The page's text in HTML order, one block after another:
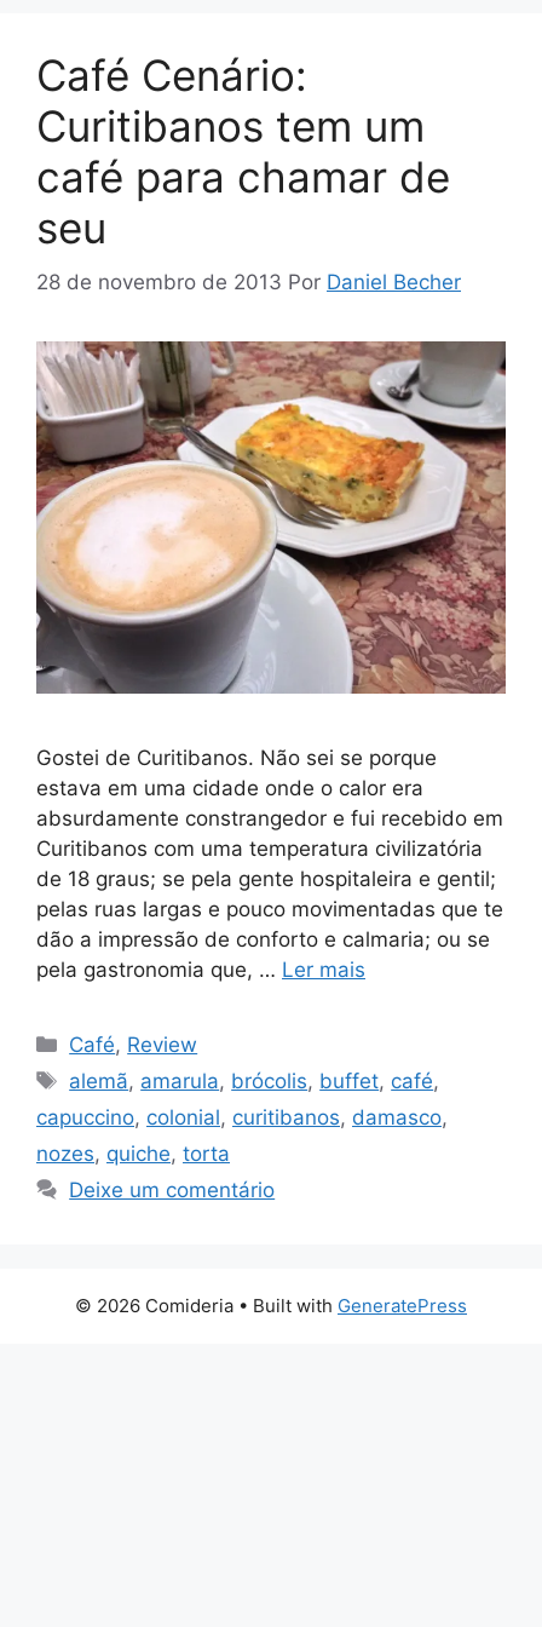
Café Cenário:
Curitibanos tem um
café para chamar de
seu
28 de novembro de 2013 Por Daniel Becher
Gostei de Curitibanos. Não sei se porque
estava em uma cidade onde o calor era
absurdamente constrangedor e fui recebido em
Curitibanos com uma temperatura civilizatória
de 18 graus; se pela gente hospitaleira e gentil;
pelas ruas largas e pouco movimentadas que te
dão a impressão de conforto e calmaria; ou se
pela gastronomia que, … Ler mais
Categorias
Café, Review
Tags
alemã, amarula, brócolis, buffet, café,
capuccino, colonial, curitibanos, damasco,
nozes, quiche, torta
Deixe um comentário
© 2026 Comideria • Built with GeneratePress